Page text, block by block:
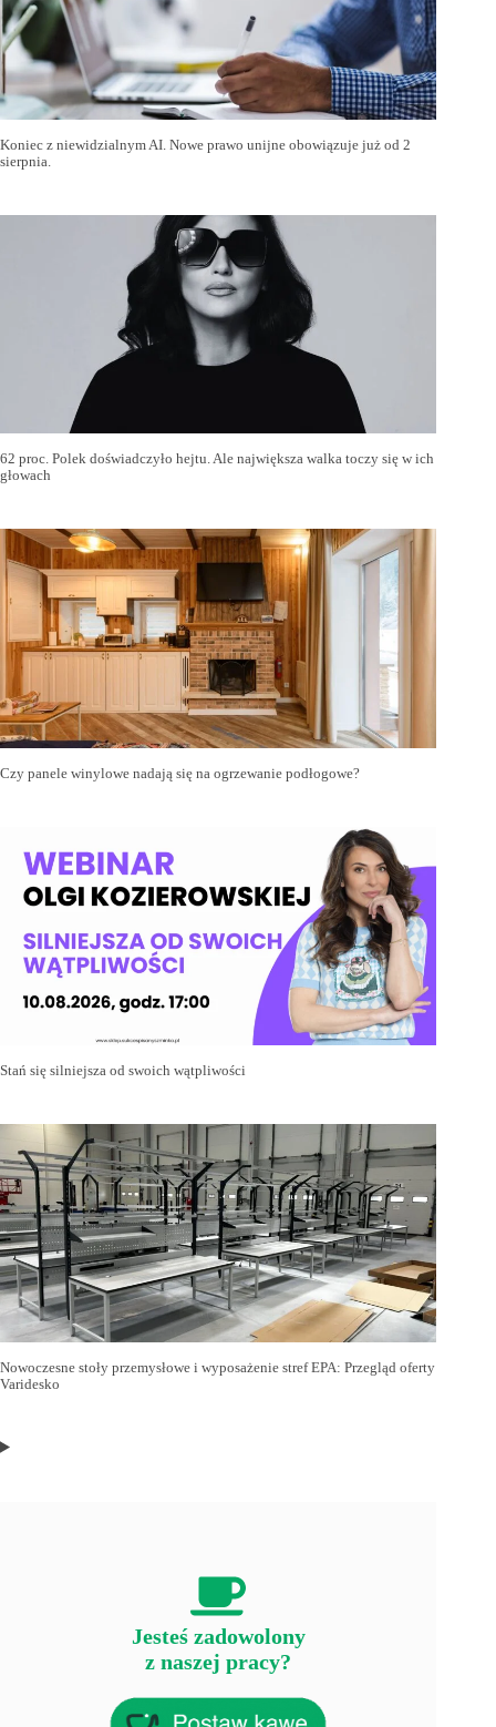
Koniec z niewidzialnym AI. Nowe prawo unijne obowiązuje już od 2
sierpnia.
62 proc. Polek doświadczyło hejtu. Ale największa walka toczy się w ich
głowach
Czy panele winylowe nadają się na ogrzewanie podłogowe?
Stań się silniejsza od swoich wątpliwości
Nowoczesne stoły przemysłowe i wyposażenie stref EPA: Przegląd oferty
Varidesko
Jesteś zadowolony
z naszej pracy?